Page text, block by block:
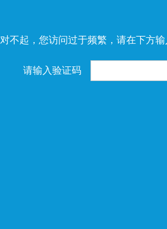
对不起，您访问过于频繁，请在下方输
请输入验证码